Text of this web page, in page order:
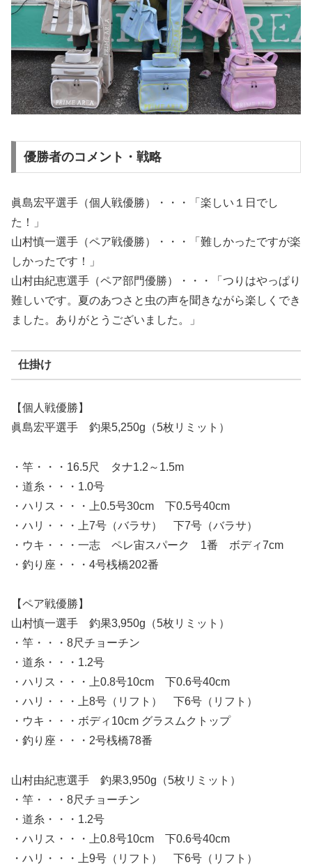
優勝者のコメント・戦略
眞島宏平選手（個人戦優勝）・・・「楽しい１日でし
た！」
山村慎一選手（ペア戦優勝）・・・「難しかったですが楽
しかったです！」
山村由紀恵選手（ペア部門優勝）・・・「つりはやっぱり
難しいです。夏のあつさと虫の声を聞きながら楽しくでき
ました。ありがとうございました。」
仕掛け
【個人戦優勝】
眞島宏平選手 釣果5,250g（5枚リミット）
・竿・・・16.5尺 タナ1.2～1.5m
・道糸・・・1.0号
・ハリス・・・上0.5号30cm 下0.5号40cm
・ハリ・・・上7号（バラサ） 下7号（バラサ）
・ウキ・・・一志 ペレ宙スパーク 1番 ボディ7cm
・釣り座・・・4号桟橋202番
【ペア戦優勝】
山村慎一選手 釣果3,950g（5枚リミット）
・竿・・・8尺チョーチン
・道糸・・・1.2号
・ハリス・・・上0.8号10cm 下0.6号40cm
・ハリ・・・上8号（リフト） 下6号（リフト）
・ウキ・・・ボディ10cm グラスムクトップ
・釣り座・・・2号桟橋78番
山村由紀恵選手 釣果3,950g（5枚リミット）
・竿・・・8尺チョーチン
・道糸・・・1.2号
・ハリス・・・上0.8号10cm 下0.6号40cm
・ハリ・・・上9号（リフト） 下6号（リフト）